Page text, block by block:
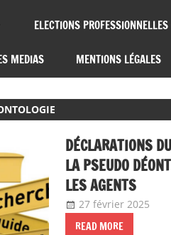
ELECTIONS PROFESSIONNELLES
MEDIAS MENTIONS LÉGALES
DÉCLARATIONS
LA PSEUDO
LES AGENTS
27 février 2025
READ MORE